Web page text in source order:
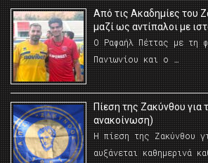
Από τις Ακαδημίες του
μαζί ως αντίπαλοι με
Ο Ραφαήλ Πέττας με τη
Πανιωνίου και ο …
Πίεση της Ζακύνθου για
ανακοίνωση)
Η πίεση της Ζακύνθου
αυξάνεται καθημερινά